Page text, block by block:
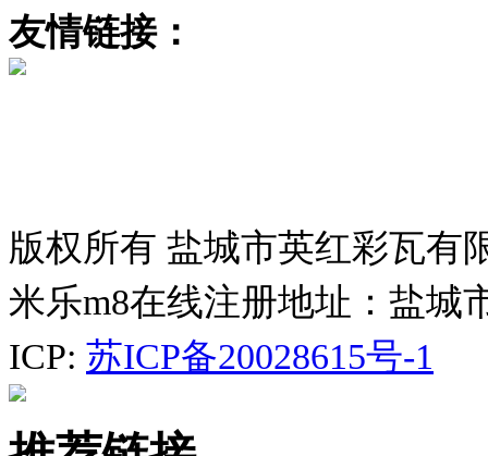
友情链接：
版权所有 盐城市英红彩瓦有
米乐m8在线注册地址：盐城
ICP: 苏ICP备20028615号-1